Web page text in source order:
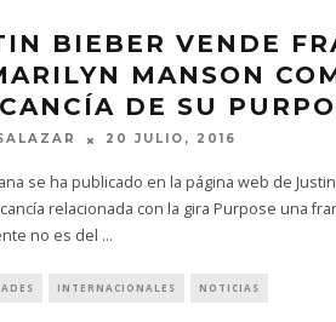
BIEBER VENDE
MANSON
DE SU
20 JULIO, 2016
se ha publicado en la página web de
relacionada con la gira Purpose una
no es del ...
INTERNACIONALES NOTICIAS